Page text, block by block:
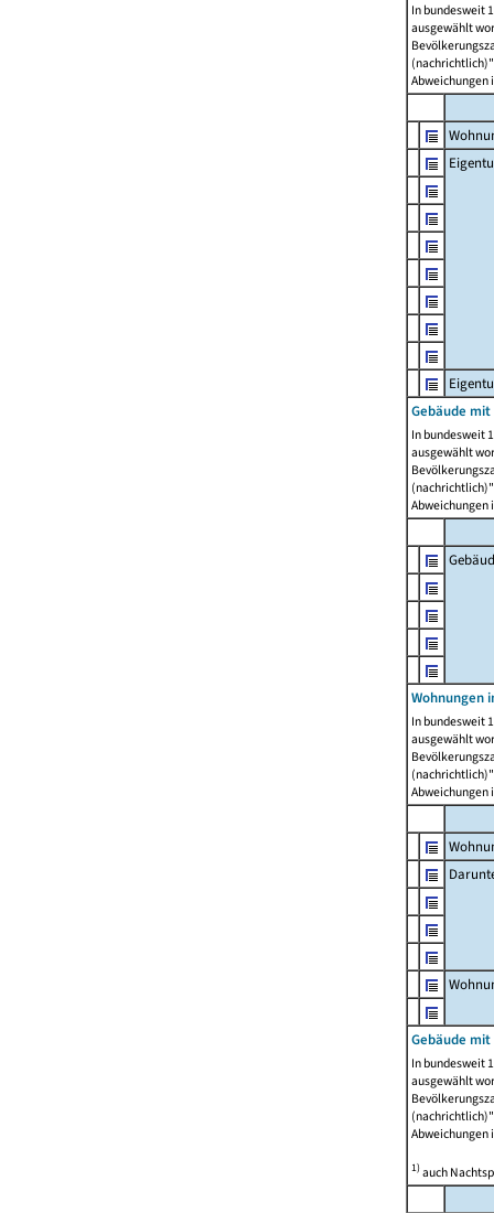
In bundesweit
ausgewählt
Abweichungen
Gebäude
In bundesweit
ausgewählt
Abweichungen
Wohnungen
In bundesweit
ausgewählt
Abweichungen
Gebäude
In bundesweit
ausgewählt
Abweichungen
1)auch